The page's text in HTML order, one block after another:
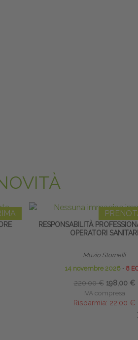
RESPONSABILITÀ
OPERATORI SANITARI
Muzio Stornelli
14 novembre 2026 ∙ 8
220,00 € 198,00 €
IVA compresa
Risparmia: 22,00 €
saldando entro il 14/